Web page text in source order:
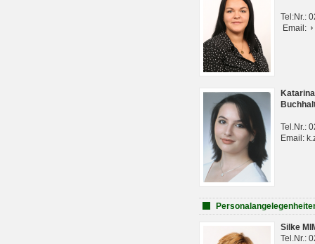
Tel:Nr.:
Email:
Tel.Nr.:
Email:
Silke
Tel.Nr.: